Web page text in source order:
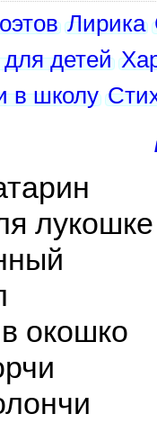
Лирика
детей
в школу
лукошке
окошко